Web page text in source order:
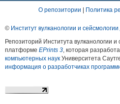
О репозитории Политика
© Институт вулканологии и
Репозиторий Института вулканологии
платформе EPrints 3, которая
компьютерных наук Университета
информация о разработчиках